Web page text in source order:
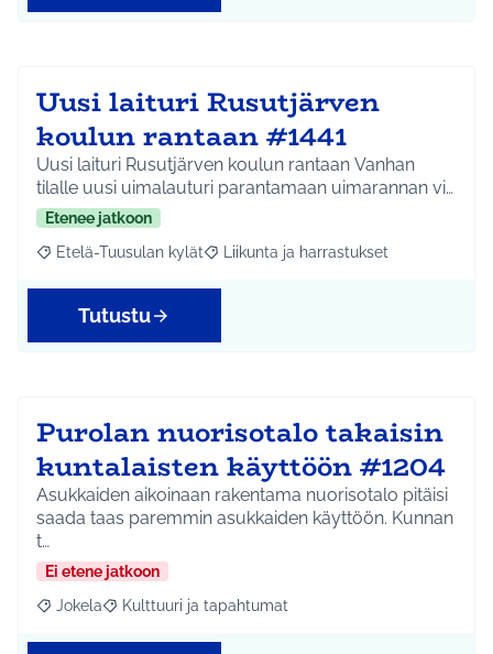
Uusi laituri Rusutjärven
koulun rantaan #1441
Uusi laituri Rusutjärven koulun rantaan Vanhan
tilalle uusi uimalauturi parantamaan uimarannan vi…
Etenee jatkoon
Rajaa tulokset aihepiirin mukaan: Etelä-Tuusulan kylät
Etelä-Tuusulan kylät Rajaa tulokset teeman mukaan:
Liikunta ja harrastukset
Tutustu
Purolan nuorisotalo takaisin
kuntalaisten käyttöön #1204
Asukkaiden aikoinaan rakentama nuorisotalo pitäisi
saada taas paremmin asukkaiden käyttöön. Kunnan
t…
Ei etene jatkoon
Rajaa tulokset aihepiirin mukaan: Jokela
Jokela Rajaa tulokset teeman mukaan: Kulttuuri ja
Kulttuuri ja tapahtumat